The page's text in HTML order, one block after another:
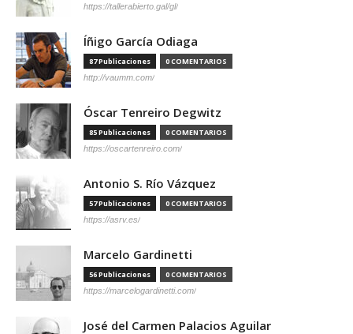
https://tallerabierto.gal/gl/
Íñigo García Odiaga
87 Publicaciones 0 COMENTARIOS
http://vaumm.com/
Óscar Tenreiro Degwitz
85 Publicaciones 0 COMENTARIOS
https://oscartenreiro.com/
Antonio S. Río Vázquez
57 Publicaciones 0 COMENTARIOS
https://asrv.es/
Marcelo Gardinetti
56 Publicaciones 0 COMENTARIOS
https://marcelogardinetti.com/
José del Carmen Palacios Aguilar